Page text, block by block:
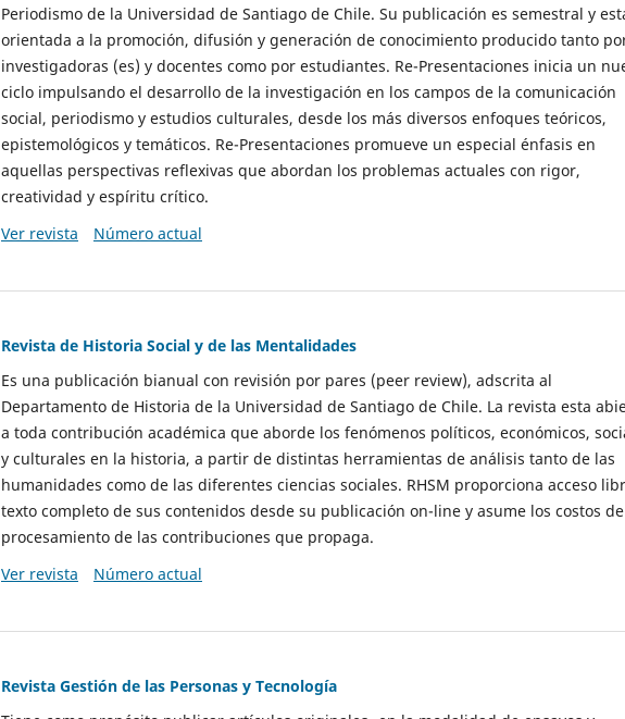
Periodismo de la Universidad de Santiago de Chile. Su publicación es semestral y
orientada a la promoción, difusión y generación de conocimiento producido tanto
investigadoras (es) y docentes como por estudiantes. Re-Presentaciones inicia un
ciclo impulsando el desarrollo de la investigación en los campos de la comunicación
social, periodismo y estudios culturales, desde los más diversos enfoques teóricos,
epistemológicos y temáticos. Re-Presentaciones promueve un especial énfasis en
aquellas perspectivas reflexivas que abordan los problemas actuales con rigor,
creatividad y espíritu crítico.
Ver revista
Número actual
Revista de Historia Social y de las Mentalidades
Es una publicación bianual con revisión por pares (peer review), adscrita al
Departamento de Historia de la Universidad de Santiago de Chile. La revista esta
a toda contribución académica que aborde los fenómenos políticos, económicos,
y culturales en la historia, a partir de distintas herramientas de análisis tanto de las
humanidades como de las diferentes ciencias sociales. RHSM proporciona acceso
texto completo de sus contenidos desde su publicación on-line y asume los costos de
procesamiento de las contribuciones que propaga.
Ver revista
Número actual
Revista Gestión de las Personas y Tecnología